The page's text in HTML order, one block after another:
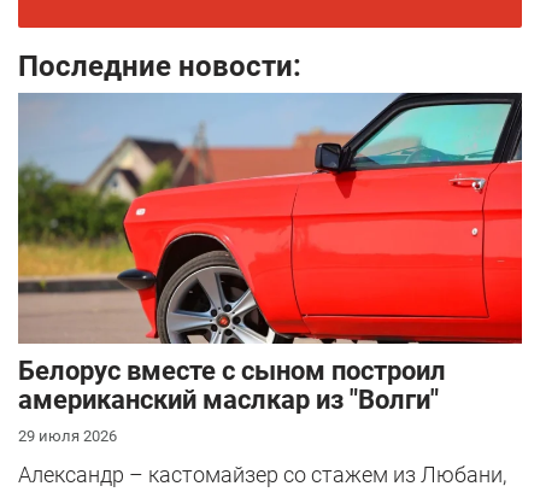
Последние новости:
Белорус вместе с сыном построил
американский маслкар из "Волги"
29 июля 2026
Александр – кастомайзер со стажем из Любани,